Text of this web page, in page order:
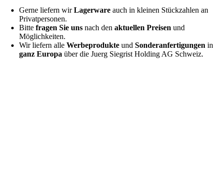
Gerne liefern wirLagerware auch in kleinen Stückzahlen an
Privatpersonen.
Bittefragen Sie uns nach den aktuellen Preisen und
Möglichkeiten.
Wir liefern alleWerbeprodukte undSonderanfertigungen in
ganz Europa über die Juerg Siegrist Holding AG Schweiz.